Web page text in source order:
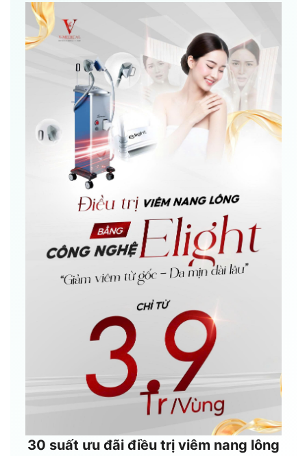
30 suất ưu đãi điều trị viêm nang lông